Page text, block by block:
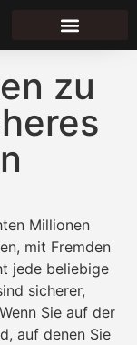
zu
Millionen
mit Fremden
jede beliebige
sicherer,
Sie auf der
auf denen Sie